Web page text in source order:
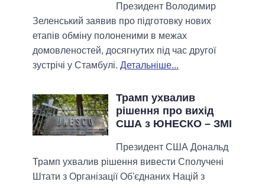
Президент Володимир
Зеленський заявив про підготовку нових
етапів обміну полоненими в межах
домовленостей, досягнутих під час другої
зустрічі у Стамбулі. Детальніше...
Трамп ухвалив
рішення про вихід
США з ЮНЕСКО – ЗМI
Президент США Дональд
Трамп ухвалив рішення вивести Сполучені
Штати з Організації Об'єднаних Націй з